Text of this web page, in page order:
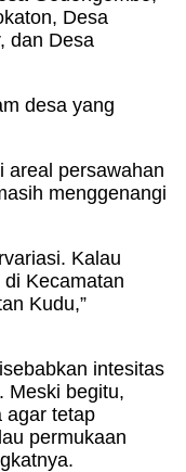
Desa
dan Desa
desa yang
areal persawahan
menggenangi
Kalau
Kecamatan
Kudu,”
intesitas
Meski begitu,
agar tetap
permukaan